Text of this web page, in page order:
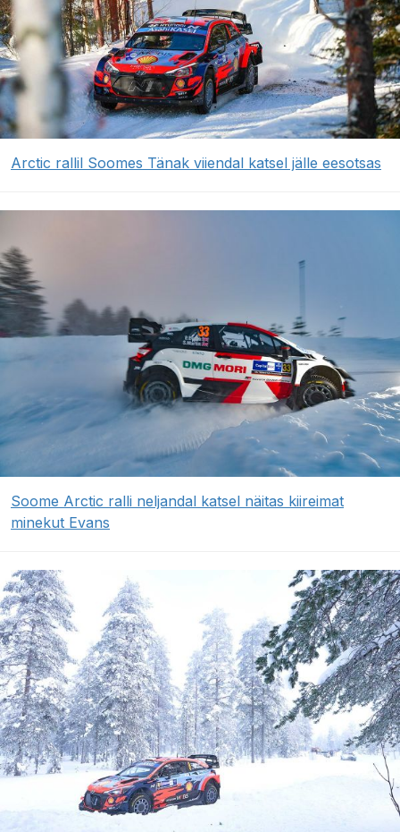
Arctic rallil Soomes Tänak viiendal katsel jälle eesotsas
Soome Arctic ralli neljandal katsel näitas kiireimat
minekut Evans